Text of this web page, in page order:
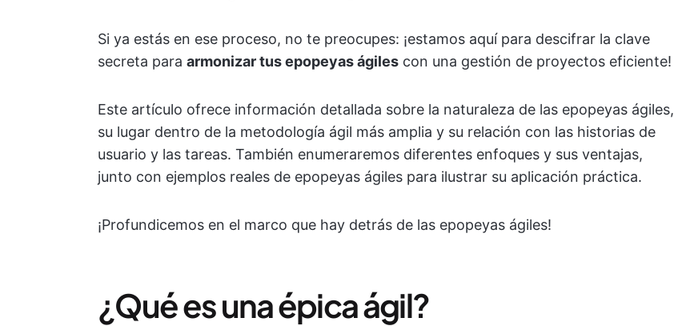
Si ya estás en ese proceso, no te preocupes: ¡estamos aquí para descifrar la clave
secreta para armonizar tus epopeyas ágiles con una gestión de proyectos eficiente!
Este artículo ofrece información detallada sobre la naturaleza de las epopeyas ágiles,
su lugar dentro de la metodología ágil más amplia y su relación con las historias de
usuario y las tareas. También enumeraremos diferentes enfoques y sus ventajas,
junto con ejemplos reales de epopeyas ágiles para ilustrar su aplicación práctica.
¡Profundicemos en el marco que hay detrás de las epopeyas ágiles!
¿Qué es una épica ágil?